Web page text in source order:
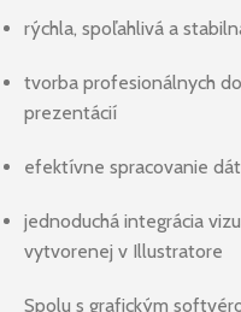
rýchla, spoľahlivá a
tvorba profesionálnych
prezentácií
efektívne spracovanie
jednoduchá integrácia
vytvorenej v Illustratore
Spolu s grafickým